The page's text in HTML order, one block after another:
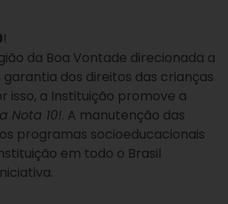
!
da Boa Vontade direcionada a
garantia dos direitos das crianças
isso, a Instituição promove a
Nota 10!. A manutenção das
programas socioeducacionais
em todo o Brasil